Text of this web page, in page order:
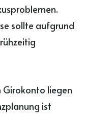
sollte aufgrund
Girokonto liegen
ist